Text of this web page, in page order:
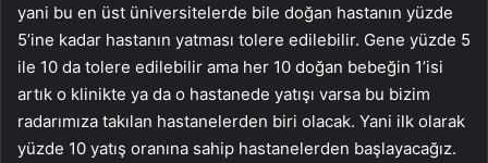
yani bu en üst üniversitelerde bile doğan hastanın yüzde
5’ine kadar hastanın yatması tolere edilebilir. Gene yüzde 5
ile 10 da tolere edilebilir ama her 10 doğan bebeğin 1’isi
artık o klinikte ya da o hastanede yatışı varsa bu bizim
radarımıza takılan hastanelerden biri olacak. Yani ilk olarak
yüzde 10 yatış oranına sahip hastanelerden başlayacağız.